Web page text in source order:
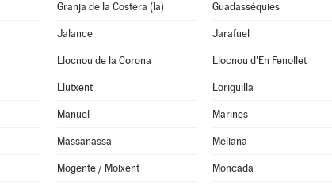
Granja de la Costera (la) Guadasséquies
Jalance Jarafuel
Llocnou de la Corona Llocnou d'En Fenollet
Llutxent Loriguilla
Manuel Marines
Massanassa Meliana
Mogente / Moixent Moncada